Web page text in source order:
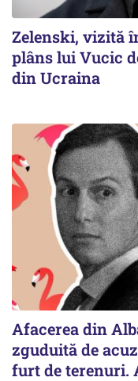
Zelenski, vizită
plâns lui Vucic
din Ucraina
Afacerea din
zguduită de
furt de terenuri.